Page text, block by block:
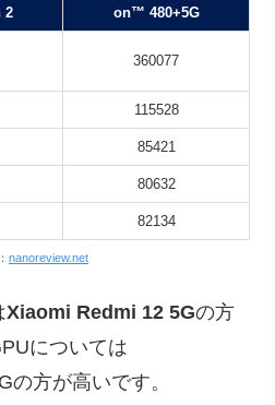
2
on™ 480+5G
360077
115528
85421
80632
82134
nanoreview.net
Xiaomi Redmi 12 5Gの方
については
方が高いです。